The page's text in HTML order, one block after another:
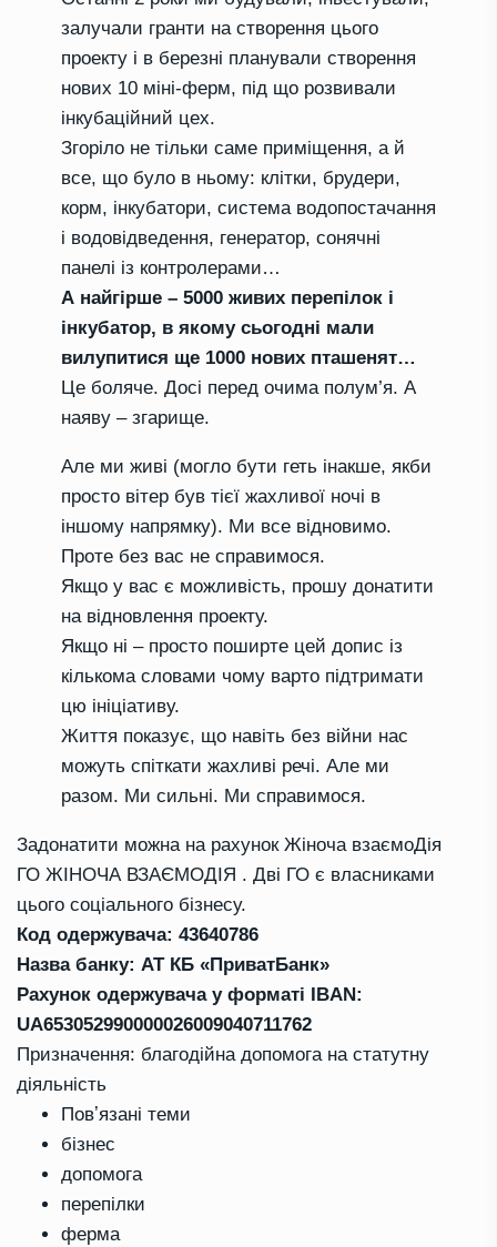
залучали гранти на створення цього
проекту і в березні планували створення
нових 10 міні-ферм, під що розвивали
інкубаційний цех.
Згоріло не тільки саме приміщення, а й
все, що було в ньому: клітки, брудери,
корм, інкубатори, система водопостачання
і водовідведення, генератор, сонячні
панелі із контролерами…
А найгірше – 5000 живих перепілок і
інкубатор, в якому сьогодні мали
вилупитися ще 1000 нових пташенят…
Це боляче. Досі перед очима полум’я. А
наяву – згарище.
Але ми живі (могло бути геть інакше, якби
просто вітер був тієї жахливої ночі в
іншому напрямку). Ми все відновимо.
Проте без вас не справимося.
Якщо у вас є можливість, прошу донатити
на відновлення проекту.
Якщо ні – просто поширте цей допис із
кількома словами чому варто підтримати
цю ініціативу.
Життя показує, що навіть без війни нас
можуть спіткати жахливі речі. Але ми
разом. Ми сильні. Ми справимося.
Задонатити можна на рахунок Жіноча взаємоДія
ГО ЖІНОЧА ВЗАЄМОДІЯ . Дві ГО є власниками
цього соціального бізнесу.
Код одержувача: 43640786
Назва банку: АТ КБ «ПриватБанк»
Рахунок одержувача у форматі IBAN:
UA653052990000026009040711762
Призначення: благодійна допомога на статутну
діяльність
Повʼязані теми
бізнес
допомога
перепілки
ферма